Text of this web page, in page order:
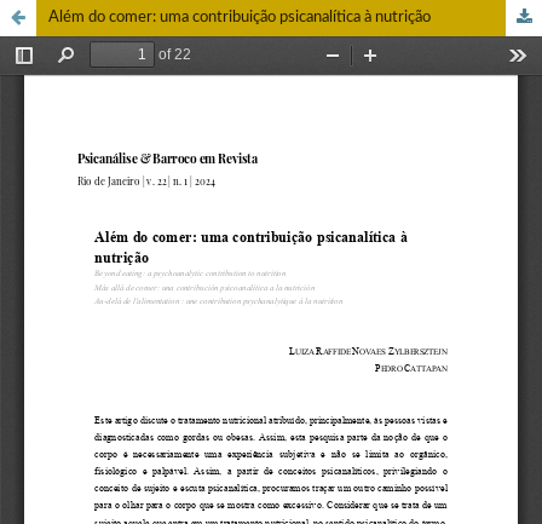
Além do comer: uma contribuição psicanalítica à nutrição